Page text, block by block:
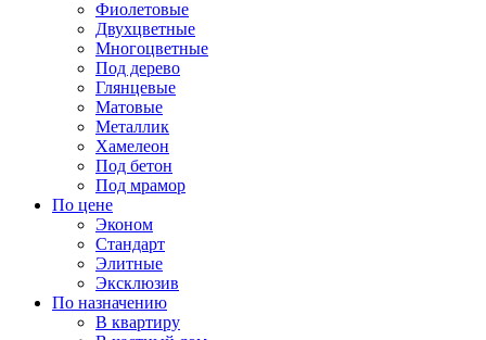
Фиолетовые
Двухцветные
Многоцветные
Под дерево
Глянцевые
Матовые
Металлик
Хамелеон
Под бетон
Под мрамор
По цене
Эконом
Стандарт
Элитные
Эксклюзив
По назначению
В квартиру